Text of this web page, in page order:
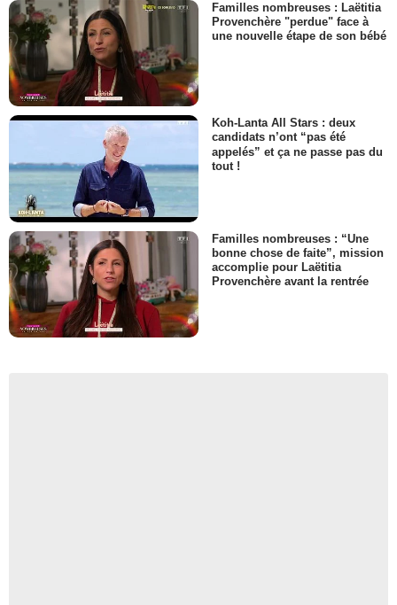
Familles nombreuses : Laëtitia
Provenchère "perdue" face à
une nouvelle étape de son bébé
Koh-Lanta All Stars : deux
candidats n’ont “pas été
appelés” et ça ne passe pas du
tout !
Familles nombreuses : “Une
bonne chose de faite”, mission
accomplie pour Laëtitia
Provenchère avant la rentrée